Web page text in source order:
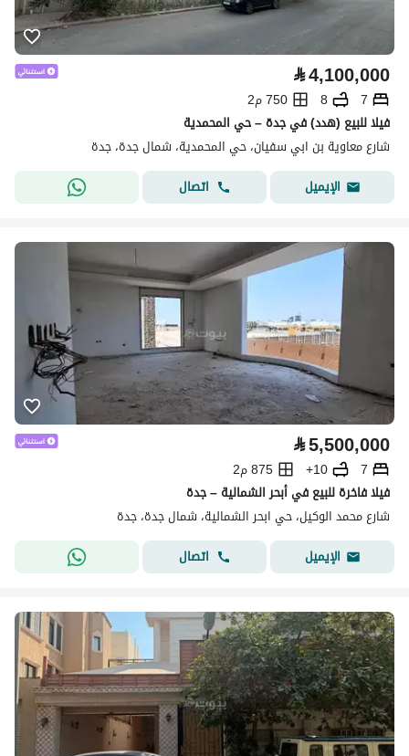
⃁4,100,000
7
8
750 م2
فيلا للبيع (هدد) في جدة – حي المحمدية
شارع معاوية بن ابي سفيان، حي المحمدية، شمال جدة، جدة
الإيميل
اتصال
⃁5,500,000
7
10+
875 م2
فيلا فاخرة للبيع في أبحر الشمالية – جدة
شارع محمد الوكيل، حي ابحر الشمالية، شمال جدة، جدة
الإيميل
اتصال